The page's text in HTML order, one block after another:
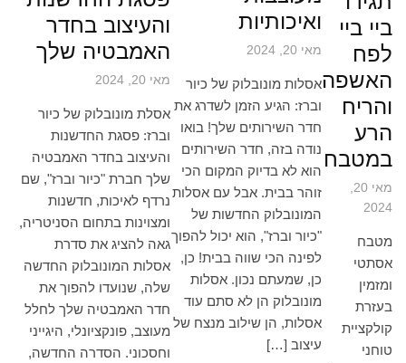
ביי ביי
לפח
האשפה
והריח
הרע
במטבח
מאי 20,
2024
מטבח
אסתטי
ומזמין
בעזרת
קולקציית
טוחני
ואיכותיות
מאי 20, 2024
אסלות מונובלוק של כיור
וברז: הגיע הזמן לשדרג את
חדר השירותים שלך! בואו
נודה בזה, חדר השירותים
הוא לא בדיוק המקום הכי
זוהר בבית. אבל עם אסלות
המונובלוק החדשות של
"כיור וברז", הוא יכול להפוך
לפינה הכי שווה בבית! כן,
כן, שמעתם נכון. אסלות
מונובלוק הן לא סתם עוד
אסלות, הן שילוב מנצח של
עיצוב […]
והעיצוב בחדר
האמבטיה שלך
מאי 20, 2024
אסלת מונובלוק של כיור
וברז: פסגת החדשנות
והעיצוב בחדר האמבטיה
שלך חברת "כיור וברז", שם
נרדף לאיכות, חדשנות
ומצוינות בתחום הסניטריה,
גאה להציג את סדרת
אסלות המונובלוק החדשה
שלה, שנועדו להפוך את
חדר האמבטיה שלך לחלל
מעוצב, פונקציונלי, היגייני
וחסכוני. הסדרה החדשה,